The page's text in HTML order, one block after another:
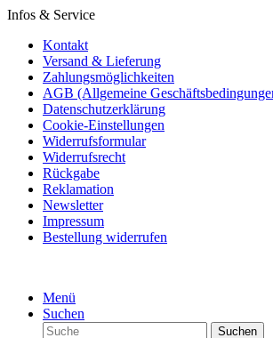
Infos & Service
Kontakt
Versand & Lieferung
Zahlungsmöglichkeiten
AGB (Allgemeine
Datenschutzerklärung
Cookie-Einstellungen
Widerrufsformular
Widerrufsrecht
Rückgabe
Reklamation
Newsletter
Impressum
Bestellung widerrufen
Menü
Suchen